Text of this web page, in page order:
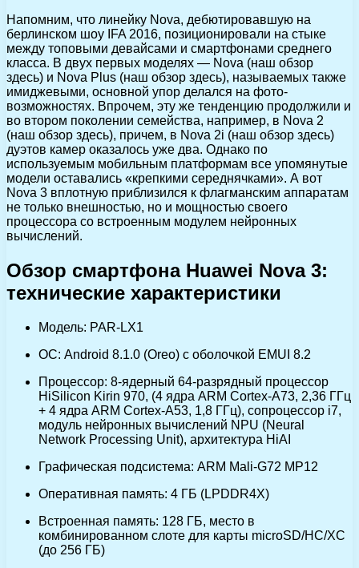
Напомним, что линейку Nova, дебютировавшую на
берлинском шоу IFA 2016, позиционировали на стыке
между топовыми девайсами и смартфонами среднего
класса. В двух первых моделях — Nova (наш обзор
здесь) и Nova Plus (наш обзор здесь), называемых также
имиджевыми, основной упор делался на фото-
возможностях. Впрочем, эту же тенденцию продолжили и
во втором поколении семейства, например, в Nova 2
(наш обзор здесь), причем, в Nova 2i (наш обзор здесь)
дуэтов камер оказалось уже два. Однако по
используемым мобильным платформам все упомянутые
модели оставались «крепкими середнячками». А вот
Nova 3 вплотную приблизился к флагманским аппаратам
не только внешностью, но и мощностью своего
процессора со встроенным модулем нейронных
вычислений.
Обзор смартфона Huawei Nova 3:
технические характеристики
Модель: PAR-LX1
ОС: Android 8.1.0 (Oreo) с оболочкой EMUI 8.2
Процессор: 8-ядерный 64-разрядный процессор
HiSilicon Kirin 970, (4 ядра ARM Cortex-A73, 2,36 ГГц
+ 4 ядра ARM Cortex-A53, 1,8 ГГц), сопроцессор i7,
модуль нейронных вычислений NPU (Neural
Network Processing Unit), архитектура HiAI
Графическая подсистема: ARM Mali-G72 MP12
Оперативная память: 4 ГБ (LPDDR4Х)
Встроенная память: 128 ГБ, место в
комбинированном слоте для карты microSD/HC/XC
(до 256 ГБ)